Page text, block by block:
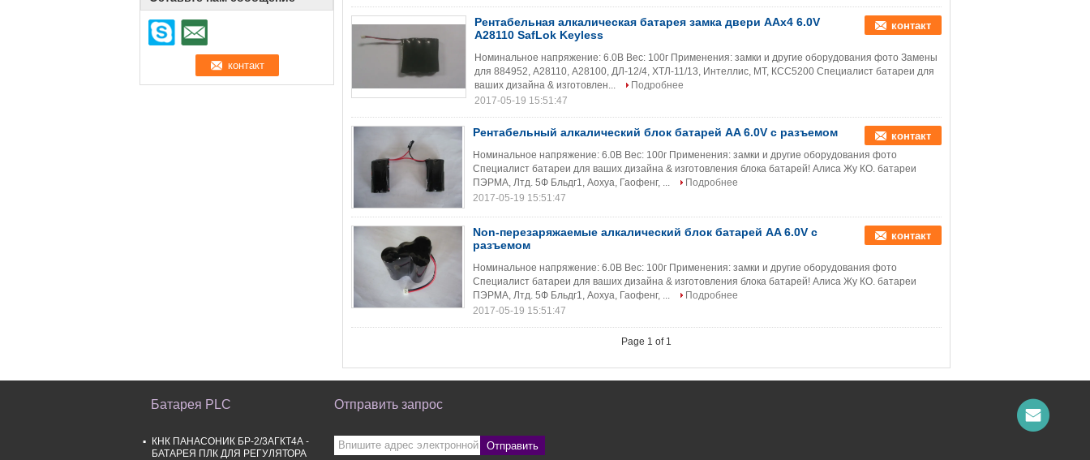
Рентабельная алкалическая батарея замка двери AAx4 6.0V
A28110 SafLok Keyless
контакт
Номинальное напряжение: 6.0В Вес: 100г Применения: замки и другие оборудования фото Замены
для 884952, А28110, А28100, ДЛ-12/4, ХТЛ-11/13, Интеллис, МТ, КСС5200 Специалист батареи для
ваших дизайна & изготовлен...
Подробнее
2017-05-19 15:51:47
Рентабельный алкалический блок батарей AA 6.0V с разъемом контакт
Номинальное напряжение: 6.0В Вес: 100г Применения: замки и другие оборудования фото
Специалист батареи для ваших дизайна & изготовления блока батарей! Алиса Жу КО. батареи
ПЭРМА, Лтд. 5Ф Бльдг1, Аохуа, Гаофенг, ...
Подробнее
2017-05-19 15:51:47
Non-перезаряжаемые алкалический блок батарей AA 6.0V с
разъемом
контакт
Номинальное напряжение: 6.0В Вес: 100г Применения: замки и другие оборудования фото
Специалист батареи для ваших дизайна & изготовления блока батарей! Алиса Жу КО. батареи
ПЭРМА, Лтд. 5Ф Бльдг1, Аохуа, Гаофенг, ...
Подробнее
2017-05-19 15:51:47
Page 1 of 1
Батарея PLC
КНК ПАНАСОНИК БР-2/3АГКТ4А -
БАТАРЕЯ ПЛК ДЛЯ РЕГУЛЯТОРА
Отправить запрос
Отправить